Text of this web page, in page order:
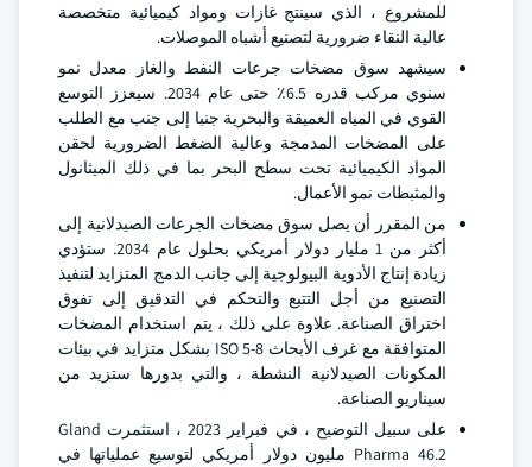
للمشروع ، الذي سينتج غازات ومواد كيميائية متخصصة
عالية النقاء ضرورية لتصنيع أشباه الموصلات.
سيشهد سوق مضخات جرعات النفط والغاز معدل نمو
سنوي مركب قدره 6.5٪ حتى عام 2034. سيعزز التوسع
القوي في المياه العميقة والبحرية جنبا إلى جنب مع الطلب
على المضخات المدمجة وعالية الضغط الضرورية لحقن
المواد الكيميائية تحت سطح البحر بما في ذلك الميثانول
والمثبطات نمو الأعمال.
من المقرر أن يصل سوق مضخات الجرعات الصيدلانية إلى
أكثر من 1 مليار دولار أمريكي بحلول عام 2034. ستؤدي
زيادة إنتاج الأدوية البيولوجية إلى جانب الدمج المتزايد لتنفيذ
التصنيع من أجل التتبع والتحكم في التدقيق إلى تفوق
اختراق الصناعة. علاوة على ذلك ، يتم استخدام المضخات
المتوافقة مع غرف الأبحاث ISO 5-8 بشكل متزايد في بيئات
المكونات الصيدلانية النشطة ، والتي بدورها ستزيد من
سيناريو الصناعة.
على سبيل التوضيح ، في فبراير 2023 ، استثمرت Gland
Pharma 46.2 مليون دولار أمريكي لتوسيع عملياتها في